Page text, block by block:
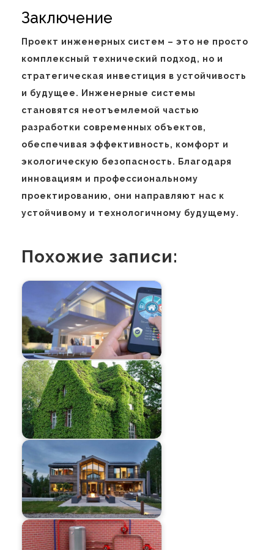
Заключение
Проект инженерных систем – это не просто
комплексный технический подход, но и
стратегическая инвестиция в устойчивость
и будущее. Инженерные системы
становятся неотъемлемой частью
разработки современных объектов,
обеспечивая эффективность, комфорт и
экологическую безопасность. Благодаря
инновациям и профессиональному
проектированию, они направляют нас к
устойчивому и технологичному будущему.
Похожие записи: